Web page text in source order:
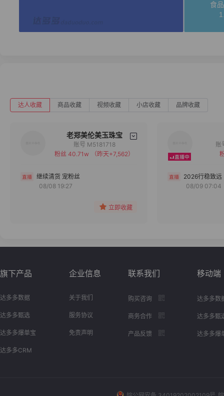
达人收藏 商品收藏 视频收藏 小店收藏 品牌收藏
老郑美伦美玉珠宝
备注
账号 M5181718
粉丝 40.71w
（昨天+7,562）
继续清货 宠粉丝
08/08 19:27
立即收藏
2026行稳致远
08/09 07:04
旗下产品
达多多数据
达多多甄选
达多多爆单宝
达多多CRM
企业信息
关于我们
服务协议
免责声明
联系我们
购买咨询
商务合作
产品反馈
移动端
达多多数
达多多甄
达多多爆